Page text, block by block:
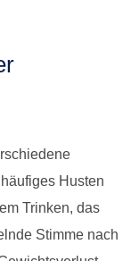
Husten
Trinken, das
Stimme nach